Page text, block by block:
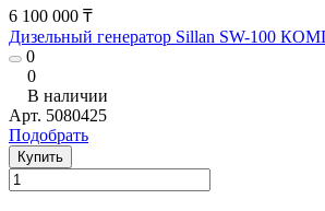
6 100 000 ₸
Дизельный генератор Sillan SW-100
0
0
В наличии
Арт. 5080425
Подобрать
Купить